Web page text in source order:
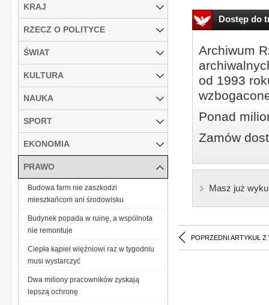
Dostęp do
Archiwum
od 1993
Ponad
Zamów
Masz już
POPRZEDNI ARTYKUŁ Z
KRAJ
RZECZ O POLITYCE
ŚWIAT
KULTURA
NAUKA
SPORT
EKONOMIA
PRAWO
Budowa farm nie zaszkodzi
mieszkańcom ani środowisku
Budynek popada w ruinę, a wspólnota
nie remontuje
Ciepła kąpiel więźniowi raz w tygodniu
musi wystarczyć
Dwa miliony pracowników zyskają
lepszą ochronę